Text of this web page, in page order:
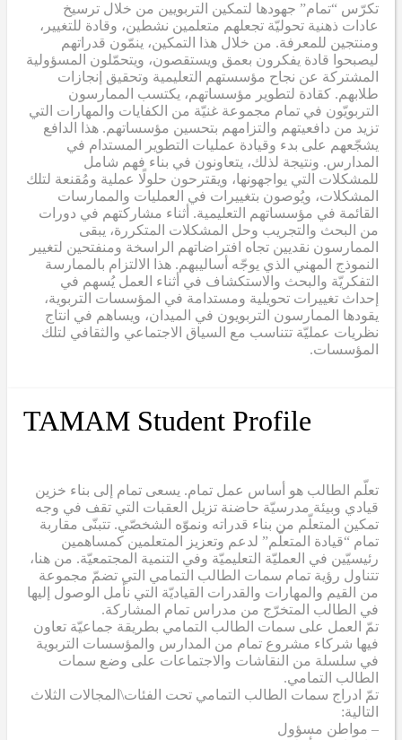
تكرّس “تمام” جهودها لتمكين التربويين من خلال ترسيخ
عادات ذهنية تحوليّة تجعلهم متعلمين نشطين، وقادة للتغيير،
ومنتجين للمعرفة. من خلال هذا التمكين، ينمّون قدراتهم
ليصبحوا قادة يفكرون بعمق ويستقصون، ويتحمّلون المسؤولية
المشتركة عن نجاح مؤسستهم التعليمية وتحقيق إنجازات
طلابهم. كقادة لتطوير مؤسساتهم، يكتسب الممارسون
التربويّون في تمام مجموعة غنيّة من الكفايات والمهارات التي
تزيد من دافعيتهم والتزامهم بتحسين مؤسساتهم. هذا الدافع
يشجّعهم على بدء وقيادة عمليات التطوير المستدام في
المدارس. ونتيجة لذلك، يتعاونون في بناء فهم شامل
للمشكلات التي يواجهونها، ويقترحون حلولًا عملية ومُقنعة لتلك
المشكلات، ويُوصون بتغييرات في العمليات والممارسات
القائمة في مؤسساتهم التعليمية. أثناء مشاركتهم في دورات
من البحث والتجريب وحل المشكلات المتكررة، يبقى
الممارسون نقديين تجاه افتراضاتهم الراسخة ومنفتحين لتغيير
النموذج المهني الذي يوجّه أساليبهم. هذا الالتزام بالممارسة
التفكريّة والبحث والاستكشاف في أثناء العمل يُسهم في
إحداث تغييرات تحويلية ومستدامة في المؤسسات التربوية،
يقودها الممارسون التربويون في الميدان، ويساهم في انتاج
نظريات عمليّة تتناسب مع السياق الاجتماعي والثقافي لتلك
المؤسسات.
TAMAM Student Profile
تعلّم الطالب هو أساس عمل تمام. يسعى تمام إلى بناء خزين
قيادي وبيئة مدرسيّة حاضنة تزيل العقبات التي تقف في وجه
تمكين المتعلّم من بناء قدراته ونموّه الشخصّي. تتبنّى مقاربة
تمام “قيادة المتعلّم” لدعم وتعزيز المتعلمين كمساهمين
رئيسيّين في العمليّة التعليميّة وفي التنمية المجتمعيّة. من هنا،
تتناول رؤية تمام سمات الطالب التمامي التي تضمّ مجموعة
من القيم والمهارات والقدرات القياديّة التي نأمل الوصول إليها
في الطالب المتخرّج من مدراس تمام المشاركة.
تمّ العمل على سمات الطالب التمامي بطريقة جماعيّة تعاون
فيها شركاء مشروع تمام من المدارس والمؤسسات التربوية
في سلسلة من النقاشات والاجتماعات على وضع سمات
الطالب التمامي.
تمّ ادراج سمات الطالب التمامي تحت الفئات\المجالات الثلاث
التالية:
– مواطن مسؤول